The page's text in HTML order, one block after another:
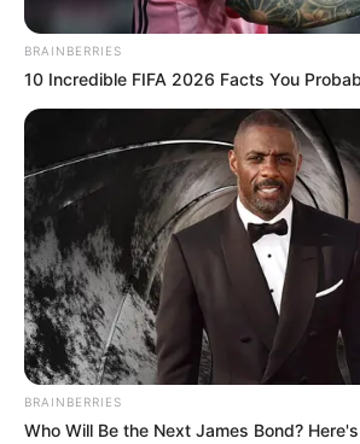
BRAINBERRIES
10 Incredible FIFA 2026 Facts You
BRAINBERRIES
Who Will Be the Next James Bond?